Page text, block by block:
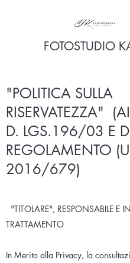
FOTOSTUDIO
"POLITICA SULLA
RISERVATEZZA"
D. LGS.196/03 E
REGOLAMENTO
2016/679)
"TITOLARE", RESPONSABILE E
TRATTAMENTO
In Merito alla Privacy, la